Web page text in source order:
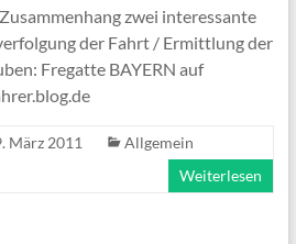
zwei interessante
der Fahrt / Ermittlung der
Fregatte BAYERN auf
März 2011
Allgemein
Weiterlesen